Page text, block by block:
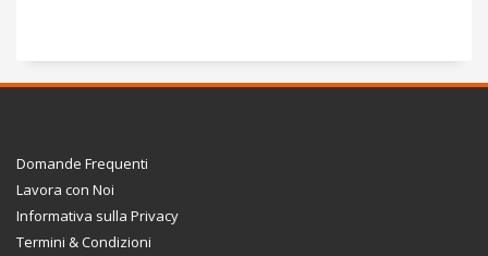
Domande Frequenti
Lavora con Noi
Informativa sulla Privacy
Termini & Condizioni